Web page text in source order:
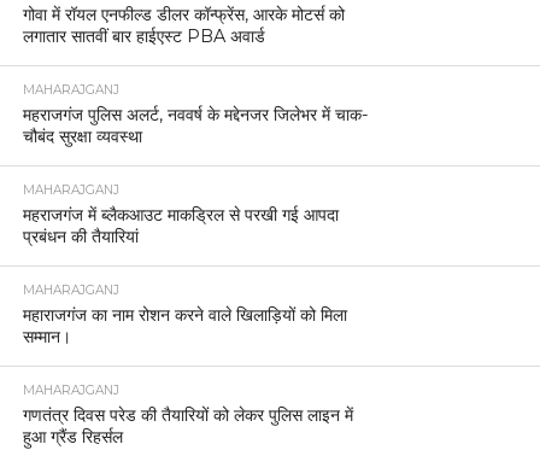
गोवा में रॉयल एनफील्ड डीलर कॉन्फ्रेंस, आरके मोटर्स को
लगातार सातवीं बार हाईएस्ट PBA अवार्ड
MAHARAJGANJ
महराजगंज पुलिस अलर्ट, नववर्ष के मद्देनजर जिलेभर में चाक-
चौबंद सुरक्षा व्यवस्था
MAHARAJGANJ
महराजगंज में ब्लैकआउट माकड्रिल से परखी गई आपदा
प्रबंधन की तैयारियां
MAHARAJGANJ
महाराजगंज का नाम रोशन करने वाले खिलाड़ियों को मिला
सम्मान।
MAHARAJGANJ
गणतंत्र दिवस परेड की तैयारियों को लेकर पुलिस लाइन में
हुआ ग्रैंड रिहर्सल